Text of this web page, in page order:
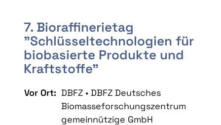
7. Bioraffinerietag
"Schlüsseltechnologien für
biobasierte Produkte und
Kraftstoffe"
Vor Ort: DBFZ • DBFZ Deutsches
Biomasseforschungszentrum
gemeinnützige GmbH